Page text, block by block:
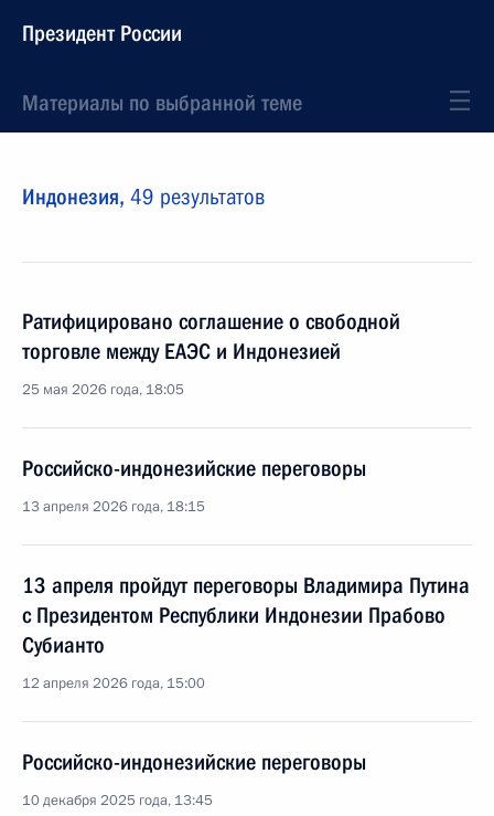
Президент России
Материалы по выбранной теме
Индонезия, 49 результатов
Ратифицировано соглашение о свободной
торговле между ЕАЭС и Индонезией
25 мая 2026 года, 18:05
Российско-индонезийские переговоры
13 апреля 2026 года, 18:15
13 апреля пройдут переговоры Владимира Путина
с Президентом Республики Индонезии Прабово
Субианто
12 апреля 2026 года, 15:00
Российско-индонезийские переговоры
10 декабря 2025 года, 13:45